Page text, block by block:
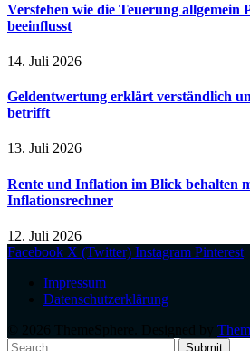
Verstehen wie die Teuerung allgemein
beeinflusst
14. Juli 2026
Geldentwertung erklärt verständlich
betrifft
13. Juli 2026
Rente und Inflation im Blick behalten
Inflationsrechner
12. Juli 2026
Facebook X (Twitter) Instagram Pinterest
Impressum
Datenschutzerklärung
Submit